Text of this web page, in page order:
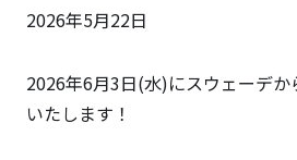
2026年5月22日
2026年6月3日(水)にスウェーデ
いたします！